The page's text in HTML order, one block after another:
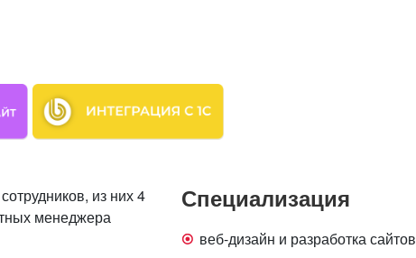
из них 4
менеджера
Специализация
веб-дизайн и разработка сайтов